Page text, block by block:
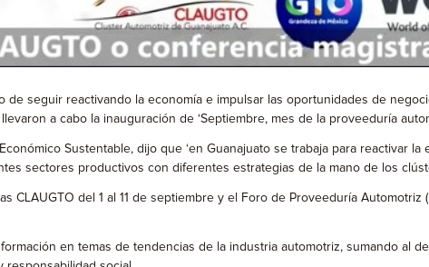
de seguir reactivando la economía e impulsar las oportunidades de
a cabo la inauguración de ‘Septiembre, mes de la proveeduría
Sustentable, dijo que ‘en Guanajuato se trabaja para reactivar
sectores productivos con diferentes estrategias de la mano de los
CLAUGTO del 1 al 11 de septiembre y el Foro de Proveeduría
en temas de tendencias de la industria automotriz, sumando al